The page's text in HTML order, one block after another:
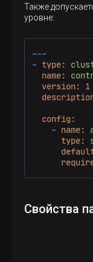
Также
уровне:
---
- type:
name:
version:
1
config:
- name:
type:
Свойства